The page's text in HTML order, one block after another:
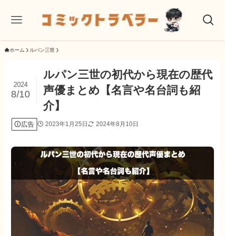
ホーム ルパン三世
ルパン三世の初代から現在の歴代
声優まとめ【名言や名台詞も紹
介】
2024
8/10
広告 2023年1月25日 2024年8月10日